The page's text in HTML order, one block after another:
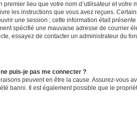
premier lieu que votre nom d’utilisateur et
les instructions que vous avez reçues.
une session ; cette information était
spécifié une mauvaise adresse de courrier
essayez de contacter un administrateur du
puis-je pas me connecter ?
peuvent en être la cause. Assurez-vous
banni. Il est également possible que le